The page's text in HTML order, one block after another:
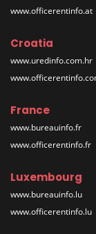
www.officerentinfo.at
Croatia
www.uredinfo.com.hr
France
www.bureauinfo.fr
www.officerentinfo.fr
Luxembourg
www.bureauinfo.lu
www.officerentinfo.lu